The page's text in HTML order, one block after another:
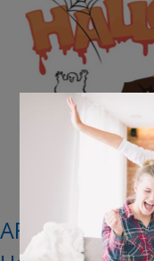
AFGELOPEN: